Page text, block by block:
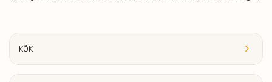
keyboard_arrow_right
KÖK